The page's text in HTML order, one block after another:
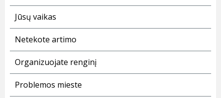
Jūsų vaikas
Netekote artimo
Organizuojate renginį
Problemos mieste